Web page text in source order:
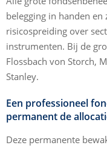
belegging in handen
risicospreiding over
instrumenten. Bij de
Flossbach von Storch,
Stanley.
Een professioneel
permanent de
Deze permanente